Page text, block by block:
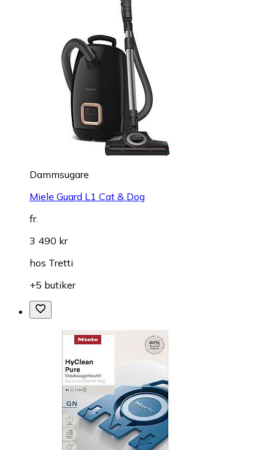
Dammsugare
Miele Guard L1 Cat & Dog
fr.
3 490 kr
hos Tretti
+5 butiker